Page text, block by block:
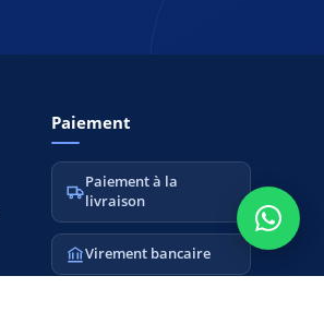
Paiement
Paiement à la
livraison
Virement bancaire